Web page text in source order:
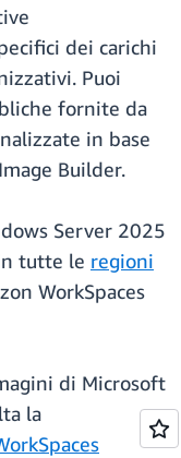
dei carichi
Puoi
fornite da
in base
Builder.
Server 2025
tutte le regioni
WorkSpaces
di Microsoft
la